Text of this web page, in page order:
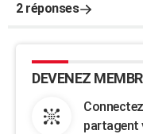
2 réponses
DEVENEZ
partagent